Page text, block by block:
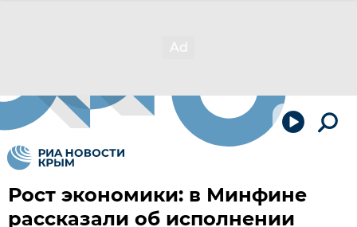
Рост экономики: в Минфине
рассказали об исполнении